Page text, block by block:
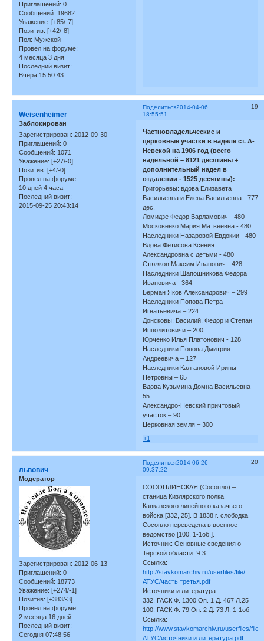
Приглашений: 0
Сообщений: 19682
Уважение: [+85/-7]
Позитив: [+42/-8]
Пол: Мужской
Провел на форуме:
4 месяца 3 дня
Последний визит:
Вчера 15:50:43
Поделиться 19
2014-04-06
18:55:51
Weisenheimer
Заблокирован
Зарегистрирован: 2012-09-30
Приглашений: 0
Сообщений: 1071
Уважение: [+27/-0]
Позитив: [+4/-0]
Провел на форуме:
10 дней 4 часа
Последний визит:
2015-09-25 20:43:14
Частновладельческие и
церковные участки в наделе ст. А-
Невской на 1906 год (всего
надельной – 8121 десятины +
дополнительный надел в
отдалении - 1525 десятины):
Григорьевы: вдова Елизавета
Васильевна и Елена Васильевна - 777
дес.
Ломидзе Федор Варламович - 480
Московенко Мария Матвеевна - 480
Наследники Назаровой Евдокии - 480
Вдова Фетисова Ксения
Александровна с детьми - 480
Стюжков Максим Иванович - 428
Наследники Шапошникова Федора
Ивановича - 364
Берман Яков Александрович – 299
Наследники Попова Петра
Игнатьевича – 224
Донсковы: Василий, Федор и Степан
Ипполитовичи – 200
Юрченко Илья Платонович - 128
Наследники Попова Дмитрия
Андреевича – 127
Наследники Калгановой Ирины
Петровны – 65
Вдова Кузьмина Домна Васильевна –
55
Александро-Невский причтовый
участок – 90
Церковная земля – 300
+1
Поделиться 20
2014-06-26
09:37:22
львович
Модератор
Зарегистрирован: 2012-06-13
Приглашений: 0
Сообщений: 18773
Уважение: [+274/-1]
Позитив: [+383/-3]
Провел на форуме:
2 месяца 16 дней
Последний визит:
Сегодня 07:48:56
СОСОПЛИНСКАЯ (Сосопло) –
станица Кизлярского полка
Кавказского линейного казачьего
войска [332, 25]. В 1838 г. слободка
Сосопло переведена в военное
ведомство [100, 1-1об.].
Источник: Основные сведения о
Терской области. Ч.3.
Ссылка:
http://stavkomarchiv.ru/userfiles/file/
АТУС/часть третья.pdf
Источники и литература:
332. ГАСК Ф. 1300 Оп. 1 Д. 467 Л.25
100. ГАСК Ф. 79 Оп. 2 Д. 73 Л. 1-1об
Ссылка:
http://www.stavkomarchiv.ru/userfiles/file/
АТУС/источники и литература.pdf